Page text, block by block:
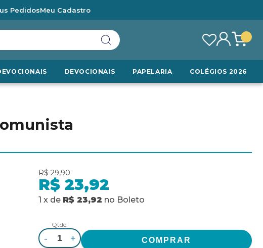
PedidosMeu Cadastro
DEVOCIONAIS PAPELARIA COLÉGIOS 2026
R$ 29,90
R$ 23,92
1 x de R$ 23,92 no Boleto
Qtde.
- +